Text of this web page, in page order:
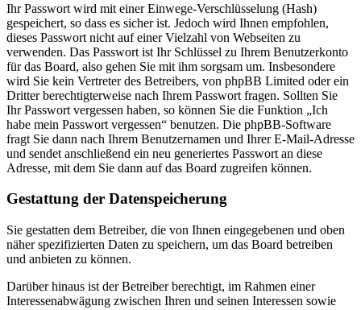
Ihr Passwort wird mit einer Einwege-Verschlüsselung (Hash)
gespeichert, so dass es sicher ist. Jedoch wird Ihnen empfohlen,
dieses Passwort nicht auf einer Vielzahl von Webseiten zu
verwenden. Das Passwort ist Ihr Schlüssel zu Ihrem Benutzerkonto
für das Board, also gehen Sie mit ihm sorgsam um. Insbesondere
wird Sie kein Vertreter des Betreibers, von phpBB Limited oder ein
Dritter berechtigterweise nach Ihrem Passwort fragen. Sollten Sie
Ihr Passwort vergessen haben, so können Sie die Funktion „Ich
habe mein Passwort vergessen“ benutzen. Die phpBB-Software
fragt Sie dann nach Ihrem Benutzernamen und Ihrer E-Mail-Adresse
und sendet anschließend ein neu generiertes Passwort an diese
Adresse, mit dem Sie dann auf das Board zugreifen können.
Gestattung der Datenspeicherung
Sie gestatten dem Betreiber, die von Ihnen eingegebenen und oben
näher spezifizierten Daten zu speichern, um das Board betreiben
und anbieten zu können.
Darüber hinaus ist der Betreiber berechtigt, im Rahmen einer
Interessenabwägung zwischen Ihren und seinen Interessen sowie